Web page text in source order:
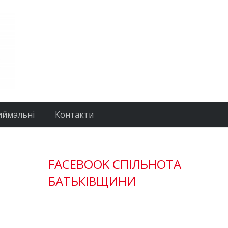
Контакти
FACEBOOK СПІЛЬНОТА
БАТЬКІВЩИНИ